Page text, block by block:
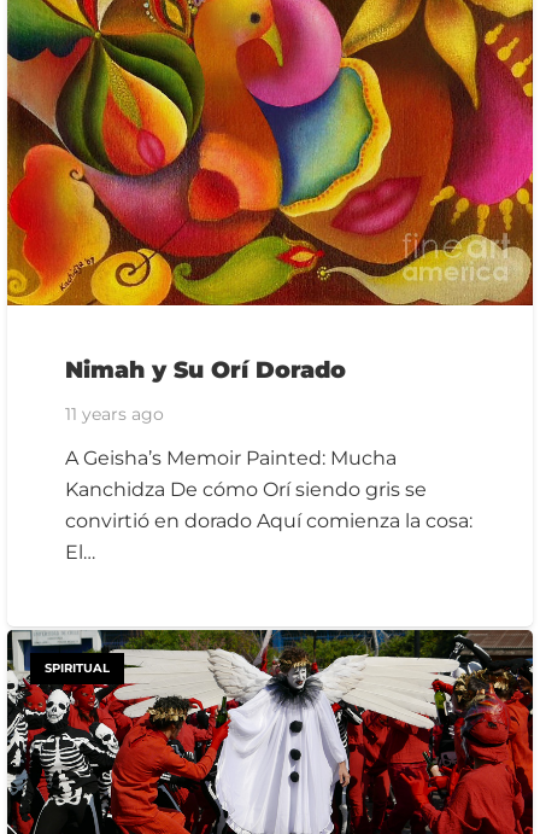
Nimah y Su Orí Dorado
11 years ago
A Geisha’s Memoir Painted: Mucha
Kanchidza De cómo Orí siendo gris se
convirtió en dorado Aquí comienza la cosa:
El…
SPIRITUAL